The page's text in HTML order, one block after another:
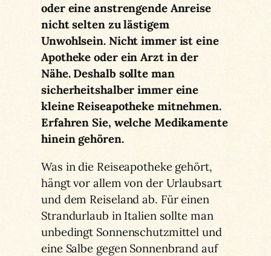
oder eine anstrengende Anreise
nicht selten zu lästigem
Unwohlsein. Nicht immer ist eine
Apotheke oder ein Arzt in der
Nähe. Deshalb sollte man
sicherheitshalber immer eine
kleine Reiseapotheke mitnehmen.
Erfahren Sie, welche Medikamente
hinein gehören.
Was in die Reiseapotheke gehört,
hängt vor allem von der Urlaubsart
und dem Reiseland ab. Für einen
Strandurlaub in Italien sollte man
unbedingt Sonnenschutzmittel und
eine Salbe gegen Sonnenbrand auf